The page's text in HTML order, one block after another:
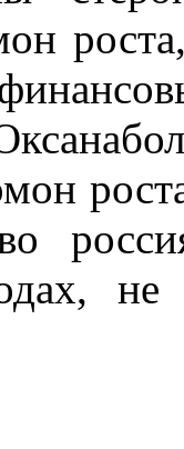
не